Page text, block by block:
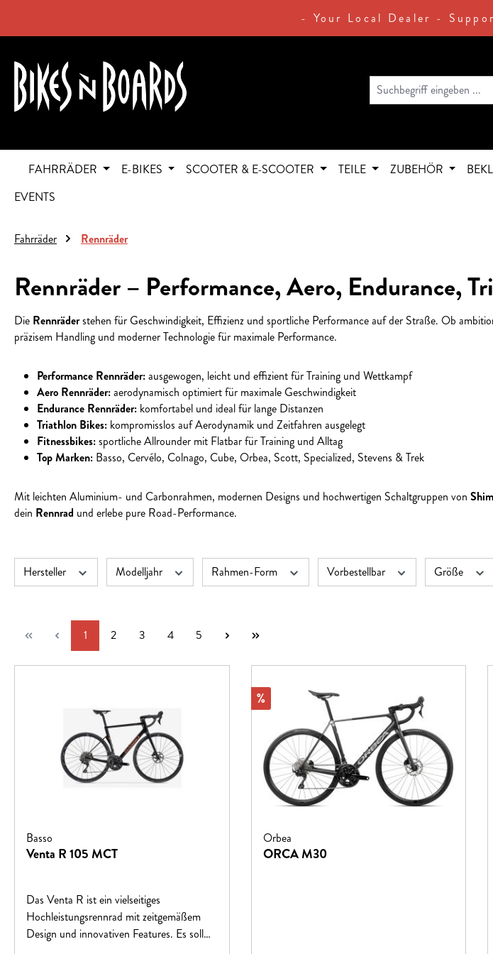
- Your Local Dealer -
FAHRRÄDER E-BIKES SCOOTER & E-SCOOTER TEILE ZUBEHÖR
EVENTS
Fahrräder Rennräder
Rennräder – Performance, Aero, Endurance,
Die Rennräderstehen für Geschwindigkeit, Effizienz und sportliche Performance auf der Straße. Ob
präzisem Handling und moderner Technologie für maximale Performance.
Performance Rennräder:ausgewogen, leicht und effizient für Training und Wettkampf
Aero Rennräder:aerodynamisch optimiert für maximale Geschwindigkeit
Endurance Rennräder: komfortabel und ideal für lange Distanzen
Triathlon Bikes: kompromisslos auf Aerodynamik und Zeitfahren ausgelegt
Fitnessbikes:sportliche Allrounder mit Flatbar für Training und Alltag
Top Marken: Basso, Cervélo, Colnago, Cube, Orbea, Scott, Specialized, Stevens & Trek
Mit leichten Aluminium- und Carbonrahmen, modernen Designs und hochwertigen Schaltgruppen von
dein Rennrad und erlebe pure Road-Performance.
Hersteller Modelljahr Rahmen-Form Vorbestellbar Größe
Seite
1 Seite
2 Seite
3 Seite
4 Seite
5
Basso
Venta R 105 MCT
Das Venta R ist ein vielseitiges
Hochleistungsrennrad mit zeitgemäßem
Design und innovativen Features. Es soll
Rabatt
%
Orbea
ORCA M30